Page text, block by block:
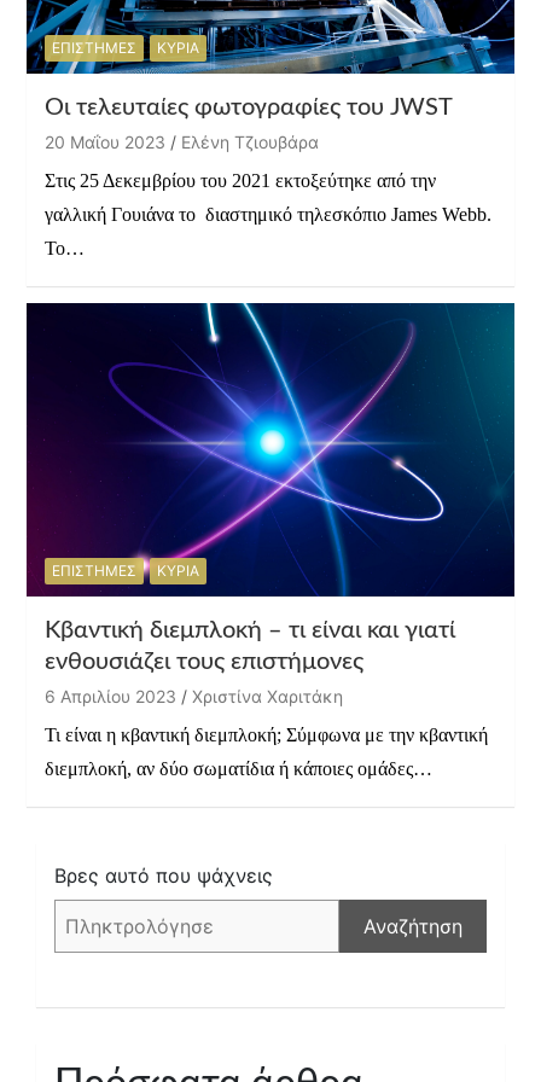
ΕΠΙΣΤΗΜΕΣ ΚΥΡΙΑ
Οι τελευταίες φωτογραφίες του JWST
20 Μαΐου 2023
Ελένη Τζιουβάρα
Στις 25 Δεκεμβρίου του 2021 εκτοξεύτηκε από την
γαλλική Γουιάνα το διαστημικό τηλεσκόπιο James Webb.
Το…
ΕΠΙΣΤΗΜΕΣ ΚΥΡΙΑ
Κβαντική διεμπλοκή – τι είναι και γιατί
ενθουσιάζει τους επιστήμονες
6 Απριλίου 2023
Χριστίνα Χαριτάκη
Τι είναι η κβαντική διεμπλοκή; Σύμφωνα με την κβαντική
διεμπλοκή, αν δύο σωματίδια ή κάποιες ομάδες…
Βρες αυτό που ψάχνεις
Αναζήτηση